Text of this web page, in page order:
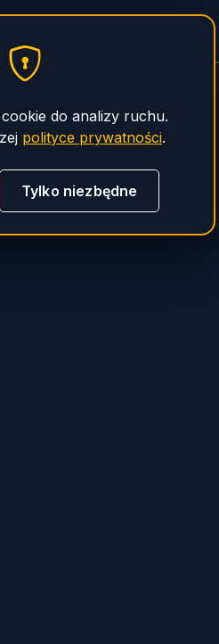
do analizy ruchu.
polityce prywatności.
Tylko niezbędne